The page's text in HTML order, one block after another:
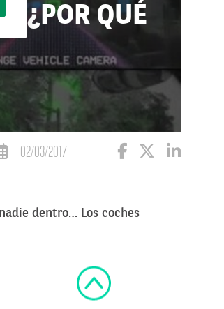
¿POR QUÉ
02/03/2017
dentro… Los coches